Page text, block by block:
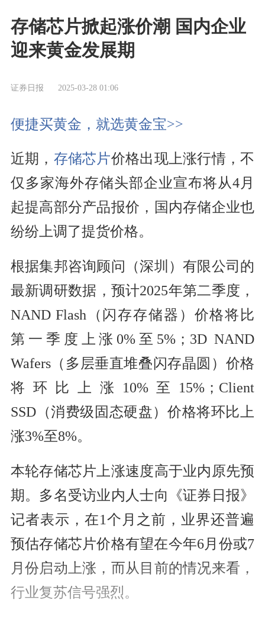
存储芯片掀起涨价潮 国内企业
迎来黄金发展期
证券日报 2025-03-28 01:06
便捷买黄金，就选黄金宝>>
近期， 存储芯片价格出现上涨行情，不
仅多家海外存储头部企业宣布将从4月
起提高部分产品报价，国内存储企业也
纷纷上调了提货价格。
根据集邦咨询顾问（深圳）有限公司的
最新调研数据，预计2025年第二季度，
NAND Flash（闪存存储器）价格将比
第一季度上涨0%至5%；3D NAND
Wafers（多层垂直堆叠闪存晶圆）价格
将环比上涨10%至15%；Client
SSD（消费级固态硬盘）价格将环比上
涨3%至8%。
本轮存储芯片上涨速度高于业内原先预
期。多名受访业内人士向《证券日报》
记者表示，在1个月之前，业界还普遍
预估存储芯片价格有望在今年6月份或7
月份启动上涨，而从目前的情况来看，
行业复苏信号强烈。